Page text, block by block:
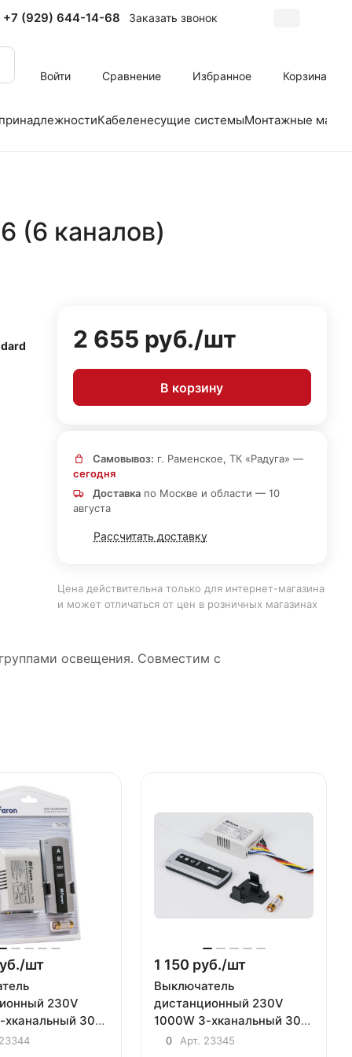
+7 (929) 644-14-68 Заказать звонок
Войти Сравнение Избранное Корзина
Кабеленесущие системыМонтажные
(6 каналов)
2 655 руб./шт
В корзину
Самовывоз: г. Раменское, ТК «Радуга» —
сегодня
Доставкапо Москве и области — 10
августа
Рассчитать доставку
Цена действительна только для интернет-магазина
и может отличаться от цен в розничных магазинах
освещения. Совместим с
шт
230V
хканальный 30м
управления,
23344
1 150 руб./шт
Выключатель
дистанционный 230V
1000W 3-хканальный 30м
с пультом управления,
0 Арт. 23345